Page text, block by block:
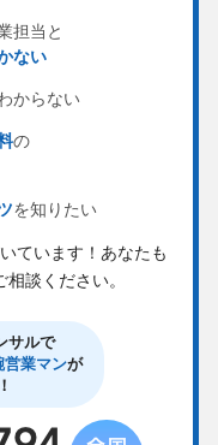
担当と
ない
からない
の
を知りたい
ています！ あなたも
談ください。
サルで
営業マンが